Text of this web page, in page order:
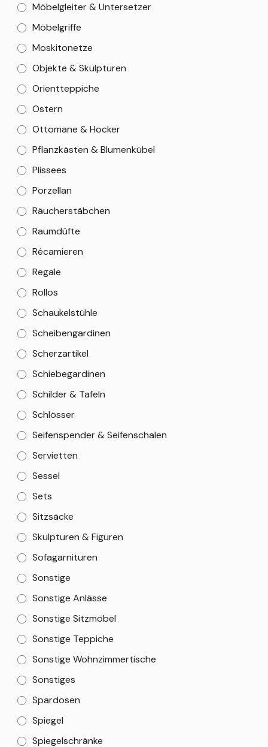
Möbelgleiter & Untersetzer
Möbelgriffe
Moskitonetze
Objekte & Skulpturen
Orientteppiche
Ostern
Ottomane & Hocker
Pflanzkästen & Blumenkübel
Plissees
Porzellan
Räucherstäbchen
Raumdüfte
Récamieren
Regale
Rollos
Schaukelstühle
Scheibengardinen
Scherzartikel
Schiebegardinen
Schilder & Tafeln
Schlösser
Seifenspender & Seifenschalen
Servietten
Sessel
Sets
Sitzsäcke
Skulpturen & Figuren
Sofagarnituren
Sonstige
Sonstige Anlässe
Sonstige Sitzmöbel
Sonstige Teppiche
Sonstige Wohnzimmertische
Sonstiges
Spardosen
Spiegel
Spiegelschränke